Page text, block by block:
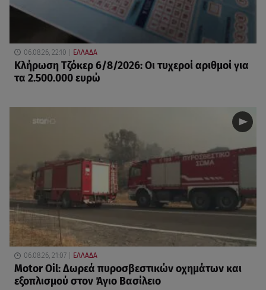
06.08.26, 22:10 ΕΛΛΑΔΑ
Κλήρωση Τζόκερ 6/8/2026: Οι τυχεροί αριθμοί για
τα 2.500.000 ευρώ
06.08.26, 21:07 ΕΛΛΑΔΑ
Motor Oil: Δωρεά πυροσβεστικών οχημάτων και
εξοπλισμού στον Άγιο Βασίλειο